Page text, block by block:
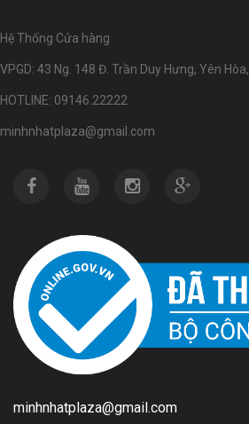
Hệ Thống Cửa hàng
VPGD: 43 Ng. 148 Đ. Trần Duy Hưng, Yên
HOTLINE: 09146.22222
minhnhatplaza@gmail.com
minhnhatplaza@gmail.com